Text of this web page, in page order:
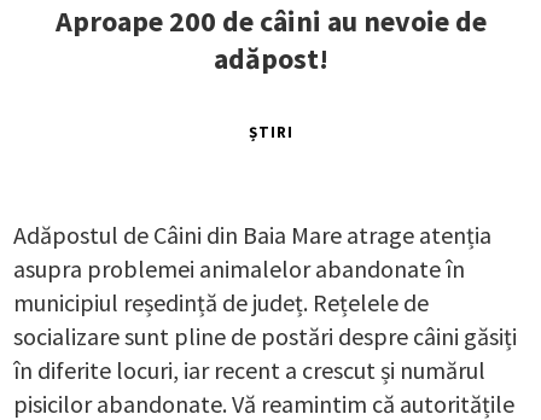
Aproape 200 de câini au nevoie de
adăpost!
ȘTIRI
Adăpostul de Câini din Baia Mare atrage atenția
asupra problemei animalelor abandonate în
municipiul reședință de județ. Rețelele de
socializare sunt pline de postări despre câini găsiți
în diferite locuri, iar recent a crescut și numărul
pisicilor abandonate. Vă reamintim că autoritățile